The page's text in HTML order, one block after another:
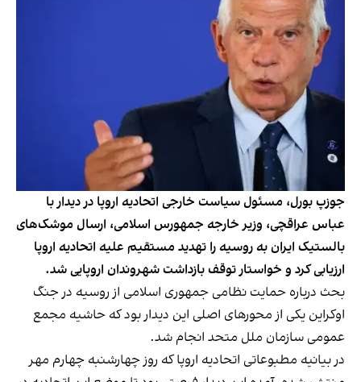
جوزپ بورل، مسئول سیاست خارجی اتحادیه اروپا در دیدار با
عباس عراقچی، وزیر خارجه جمهورس اسلامی، ارسال موشک‌های
بالستیک ایران به روسیه را تهدید مستقیم علیه اتحادیه اروپا
ارزیابی کرد و خواستار توقف بازداشت شهروندان اروپایی شد.
بحث درباره حمایت‌ نظامی جمهوری اسلامی از روسیه در جنگ
اوکراین یکی از محور‌های اصلی این دیدار بود که حاشیه مجمع
عمومی سازمان ملل متحد انجام شد.
در بیانیه مطبوعاتی اتحادیه اروپا که روز چهارشنبه چهارم مهر